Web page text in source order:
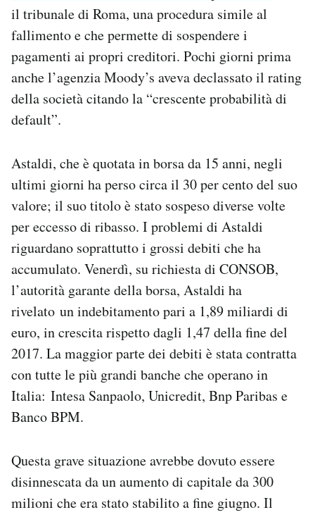
Newsletter
Hai bisogno di aiuto?
Esci
il tribunale di Roma, una procedura simile al
fallimento e che permette di sospendere i
pagamenti ai propri creditori. Pochi giorni prima
anche l’agenzia Moody’s aveva declassato il rating
della società citando la “crescente probabilità di
default”.
Astaldi, che è quotata in borsa da 15 anni, negli
ultimi giorni ha perso circa il 30 per cento del suo
valore; il suo titolo è stato sospeso diverse volte
per eccesso di ribasso. I problemi di Astaldi
riguardano soprattutto i grossi debiti che ha
accumulato. Venerdì, su richiesta di CONSOB,
l’autorità garante della borsa, Astaldi ha
rivelato un indebitamento pari a 1,89 miliardi di
euro, in crescita rispetto dagli 1,47 della fine del
2017. La maggior parte dei debiti è stata contratta
con tutte le più grandi banche che operano in
Italia: Intesa Sanpaolo, Unicredit, Bnp Paribas e
Banco BPM.
Questa grave situazione avrebbe dovuto essere
disinnescata da un aumento di capitale da 300
milioni che era stato stabilito a fine giugno. Il